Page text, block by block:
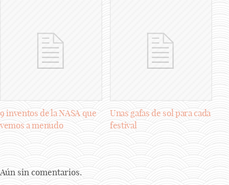
9 inventos de la NASA que
vemos a menudo
Unas gafas de sol para cada
festival
Aún sin comentarios.